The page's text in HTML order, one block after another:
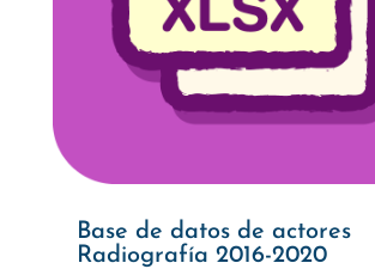
Base de datos de actores
Radiografía 2016-2020